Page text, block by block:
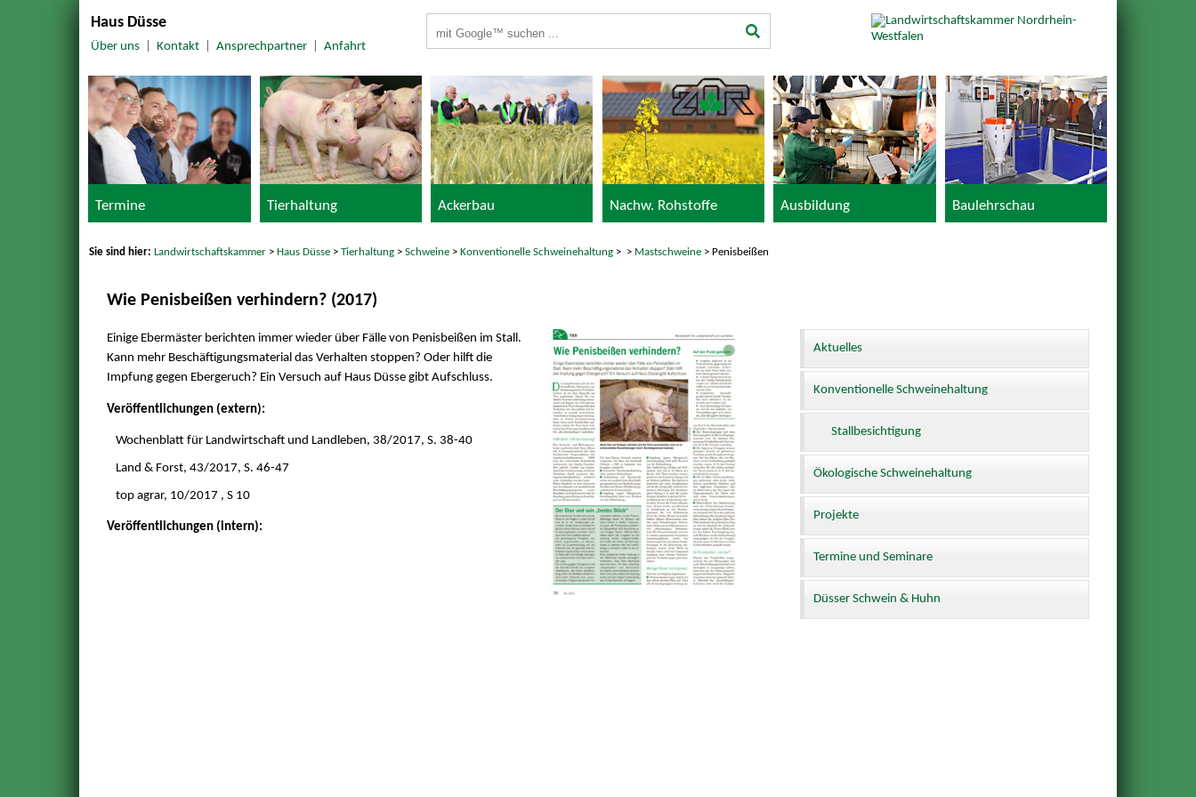
Haus Düsse
Über uns| Kontakt| Ansprechpartner| Anfahrt
Termine Tierhaltung Ackerbau Nachw. Rohstoffe Ausbildung Baulehrschau
Sie sind hier:Landwirtschaftskammer >Haus Düsse >Tierhaltung >Schweine >Konventionelle Schweinehaltung > > Mastschweine > Penisbeißen
Wie Penisbeißen verhindern? (2017)
Einige Ebermäster berichten immer wieder über Fälle von Penisbeißen im Stall.
Kann mehr Beschäftigungsmaterial das Verhalten stoppen? Oder hilft die
Impfung gegen Ebergeruch? Ein Versuch auf Haus Düsse gibt Aufschluss.
Veröffentlichungen (extern):
Wochenblatt für Landwirtschaft und Landleben, 38/2017, S. 38-40
Land & Forst, 43/2017, S. 46-47
top agrar, 10/2017 , S 10
Veröffentlichungen (intern):
Aktuelles
Konventionelle Schweinehaltung
Stallbesichtigung
Ökologische Schweinehaltung
Projekte
Termine und Seminare
Düsser Schwein & Huhn